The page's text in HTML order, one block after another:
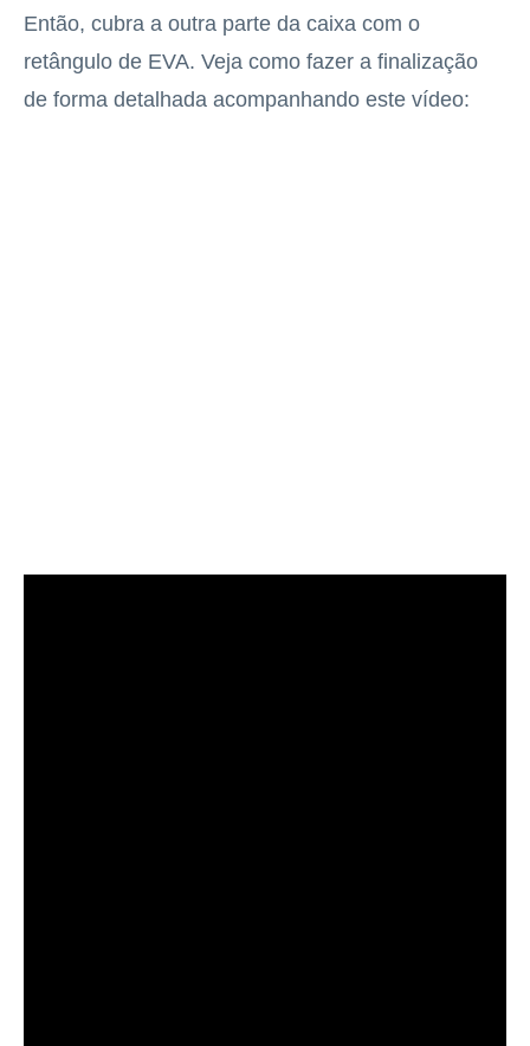
Então, cubra a outra parte da caixa com o
retângulo de EVA. Veja como fazer a finalização
de forma detalhada acompanhando este vídeo: